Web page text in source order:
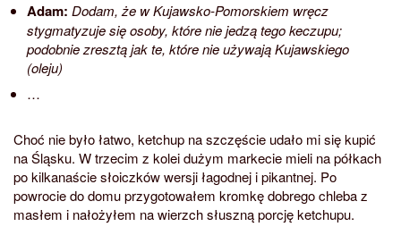
Adam: Dodam, że w Kujawsko-Pomorskiem wręcz
stygmatyzuje się osoby, które nie jedzą tego keczupu;
podobnie zresztą jak te, które nie używają Kujawskiego
(oleju)
…
Choć nie było łatwo, ketchup na szczęście udało mi się kupić
na Śląsku. W trzecim z kolei dużym markecie mieli na półkach
po kilkanaście słoiczków wersji łagodnej i pikantnej. Po
powrocie do domu przygotowałem kromkę dobrego chleba z
masłem i nałożyłem na wierzch słuszną porcję ketchupu.